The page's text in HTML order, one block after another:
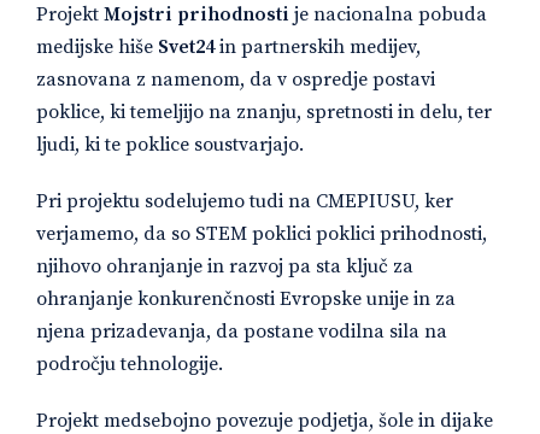
Projekt Mojstri prihodnosti je nacionalna pobuda
medijske hiše Svet24in partnerskih medijev,
zasnovana z namenom, da v ospredje postavi
poklice, ki temeljijo na znanju, spretnosti in delu, ter
ljudi, ki te poklice soustvarjajo.
Pri projektu sodelujemo tudi na CMEPIUSU, ker
verjamemo, da so STEM poklici poklici prihodnosti,
njihovo ohranjanje in razvoj pa sta ključ za
ohranjanje konkurenčnosti Evropske unije in za
njena prizadevanja, da postane vodilna sila na
področju tehnologije.
Projekt medsebojno povezuje podjetja, šole in dijake